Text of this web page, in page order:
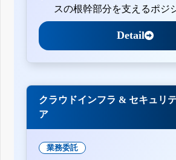
スの根幹部分を支えるポジ
Detail
クラウドインフラ & セキュリ
ア
業務委託